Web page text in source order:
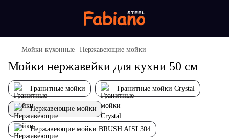
Мойки кухонные Нержавеющие мойки
Мойки нержавейки для кухни 50 см
Гранитные мойки Гранитные мойки Crystal
Нержавеющие мойки
Нержавеющие мойки BRUSH AISI 304